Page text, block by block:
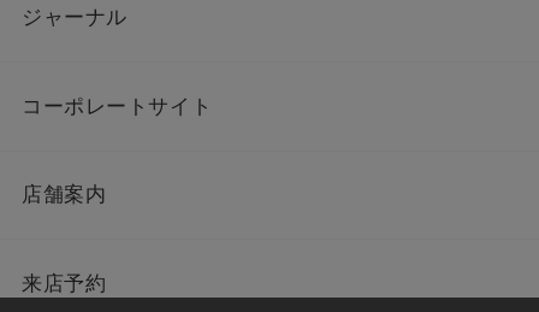
ジャーナル
コーポレートサイト
店舗案内
来店予約